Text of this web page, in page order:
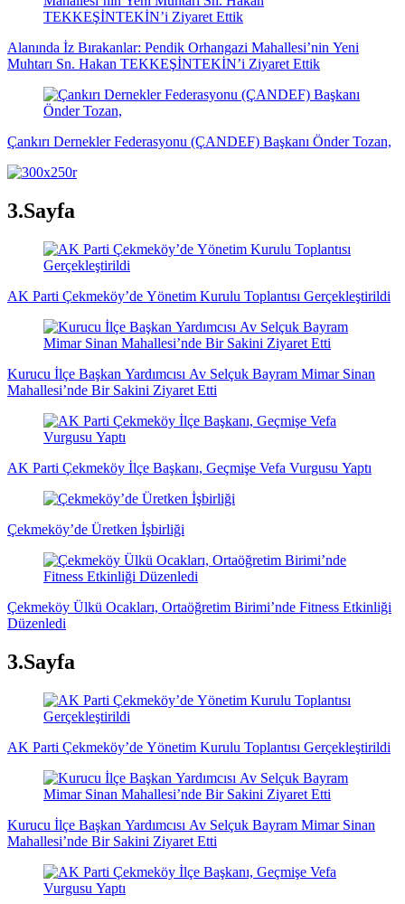
Alanında İz Bırakanlar: Pendik Orhangazi Mahallesi’nin Yeni
Muhtarı Sn. Hakan TEKKEŞİNTEKİN’i Ziyaret Ettik
Çankırı Dernekler Federasyonu (ÇANDEF) Başkanı Önder Tozan,
3.Sayfa
AK Parti Çekmeköy’de Yönetim Kurulu Toplantısı Gerçekleştirildi
Kurucu İlçe Başkan Yardımcısı Av Selçuk Bayram Mimar Sinan
Mahallesi’nde Bir Sakini Ziyaret Etti
AK Parti Çekmeköy İlçe Başkanı, Geçmişe Vefa Vurgusu Yaptı
Çekmeköy’de Üretken İşbirliği
Çekmeköy Ülkü Ocakları, Ortaöğretim Birimi’nde Fitness Etkinliği
Düzenledi
3.Sayfa
AK Parti Çekmeköy’de Yönetim Kurulu Toplantısı Gerçekleştirildi
Kurucu İlçe Başkan Yardımcısı Av Selçuk Bayram Mimar Sinan
Mahallesi’nde Bir Sakini Ziyaret Etti